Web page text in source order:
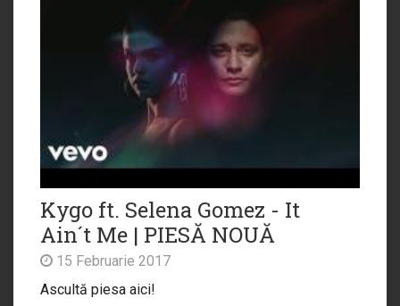
Kygo ft. Selena Gomez - It
Ain´t Me | PIESĂ NOUĂ
15 Februarie 2017
Ascultă piesa aici!